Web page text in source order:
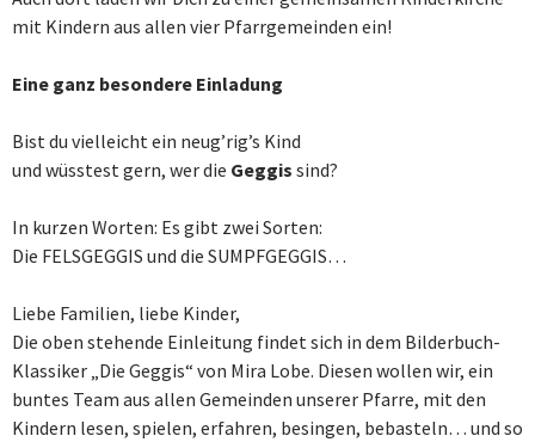
mit Kindern aus allen vier Pfarrgemeinden ein!
Eine ganz besondere Einladung
Bist du vielleicht ein neug’rig’s Kind
und wüsstest gern, wer die Geggis sind?
In kurzen Worten: Es gibt zwei Sorten:
Die FELSGEGGIS und die SUMPFGEGGIS…
Liebe Familien, liebe Kinder,
Die oben stehende Einleitung findet sich in dem Bilderbuch-
Klassiker „Die Geggis“ von Mira Lobe. Diesen wollen wir, ein
buntes Team aus allen Gemeinden unserer Pfarre, mit den
Kindern lesen, spielen, erfahren, besingen, bebasteln… und so